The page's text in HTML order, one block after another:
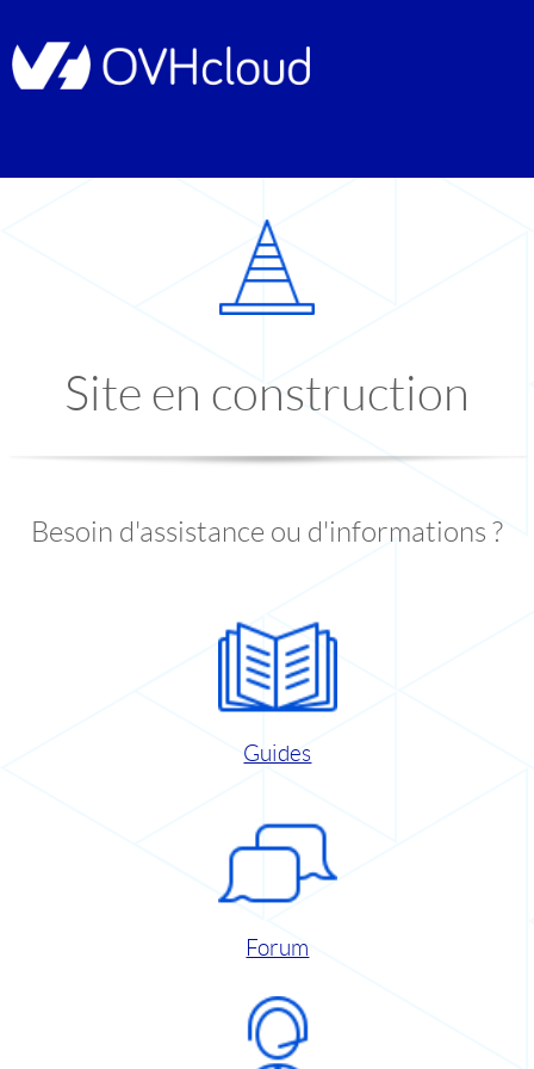
Site en construction
Besoin d'assistance ou d'informations ?
Guides
Forum